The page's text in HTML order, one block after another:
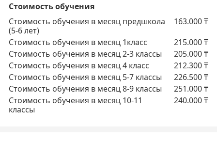
Стоимость обучения
Стоимость обучения в месяц предшкола
(5-6 лет)
163.000₸
Стоимость обучения в месяц 1класс
215.000₸
Стоимость обучения в месяц 2-3 классы
205.000₸
Стоимость обучения в месяц 4 класс
212.300₸
Стоимость обучения в месяц 5-7 классы
226.500₸
Стоимость обучения в месяц 8-9 классы
251.000₸
Стоимость обучения в месяц 10-11
классы
240.000₸